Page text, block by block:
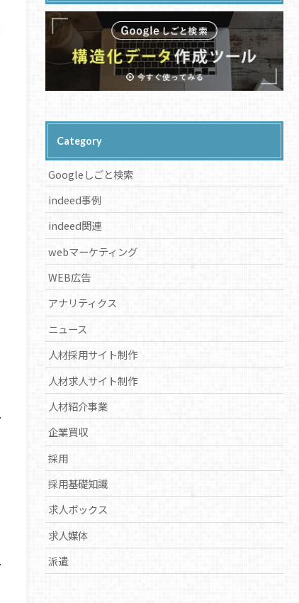
Category
Googleしごと検索
indeed事例
indeed関連
webマーケティング
WEB広告
アナリティクス
ニュース
人材採用サイト制作
人材求人サイト制作
人材紹介事業
企業買収
採用
採用基礎知識
求人ボックス
求人媒体
派遣